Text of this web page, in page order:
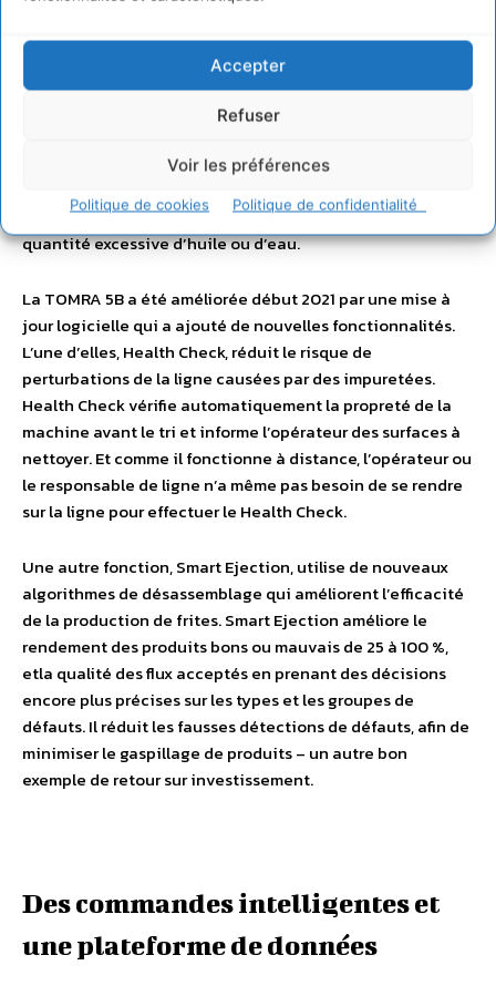
Accepter
Refuser
Voir les préférences
Politique de cookies Politique de confidentialité
avec précision en fonction de leur taille) et aux
chips/crisps. Comme le proche infrarouge de cette
machine peut détecter les différences de densité, elle est
sont collées les unes aux autres en grappes par exemple.
étrangères et peut voir si les frites contiennent une
quantité excessive d’huile ou d’eau.
La TOMRA 5B a été améliorée début 2021 par une mise à
jour logicielle qui a ajouté de nouvelles fonctionnalités.
L’une d’elles, Health Check, réduit le risque de
perturbations de la ligne causées par des impuretées.
Health Check vérifie automatiquement la propreté de la
machine avant le tri et informe l’opérateur des surfaces à
nettoyer. Et comme il fonctionne à distance, l’opérateur ou
le responsable de ligne n’a même pas besoin de se rendre
sur la ligne pour effectuer le Health Check.
Une autre fonction, Smart Ejection, utilise de nouveaux
algorithmes de désassemblage qui améliorent l’efficacité
de la production de frites. Smart Ejection améliore le
rendement des produits bons ou mauvais de 25 à 100 %,
etla qualité des flux acceptés en prenant des décisions
encore plus précises sur les types et les groupes de
défauts. Il réduit les fausses détections de défauts, afin de
minimiser le gaspillage de produits – un autre bon
exemple de retour sur investissement.
Des commandes intelligentes et
une plateforme de données